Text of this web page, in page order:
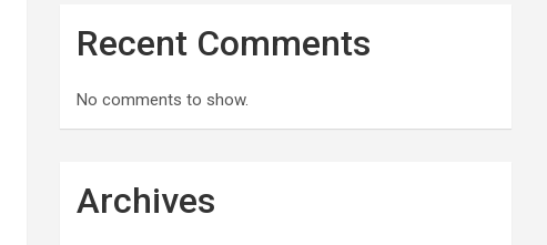
Recent Comments
No comments to show.
Archives